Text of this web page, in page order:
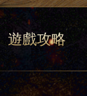
遊戲攻略